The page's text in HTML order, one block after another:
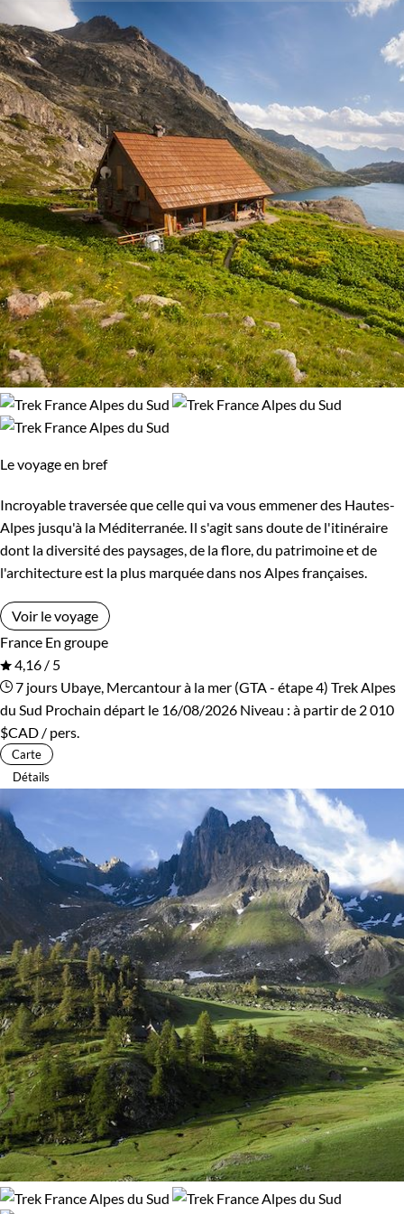
patrimoine local se révèlent à chaque détour. Préparez-vous à
vivre une traversée remarquable, marquée par une diversité
de paysages et une authenticité sans pareil, au coeur d'une
région qui tisse subtilement le lien entre ambiances alpine et
provençale.
De 2 000 à 3 000 $CAD
Plus de 3 000 $CAD
Le voyage en bref
Incroyable traversée que celle qui va vous emmener des Hautes-
Alpes jusqu'à la Méditerranée. Il s'agit sans doute de l'itinéraire
dont la diversité des paysages, de la flore, du patrimoine et de
l'architecture est la plus marquée dans nos Alpes françaises.
Voir le voyage
France En groupe
4,16 / 5
7 jours Ubaye, Mercantour à la mer (GTA - étape 4) Trek Alpes
du Sud Prochain départ le 16/08/2026 Niveau : à partir de 2 010
$CAD / pers.
Carte
Détails